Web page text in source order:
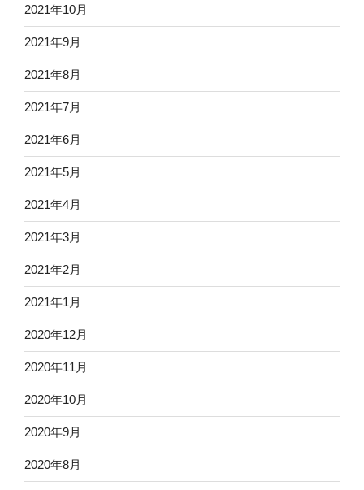
2021年10月
2021年9月
2021年8月
2021年7月
2021年6月
2021年5月
2021年4月
2021年3月
2021年2月
2021年1月
2020年12月
2020年11月
2020年10月
2020年9月
2020年8月